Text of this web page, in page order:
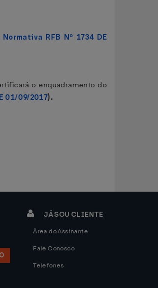
RFB Nº 1734 DE
o enquadramento do
01/09/2017).
JÁ SOU CLIENTE
Área do Assinante
Fale Conosco
Telefones